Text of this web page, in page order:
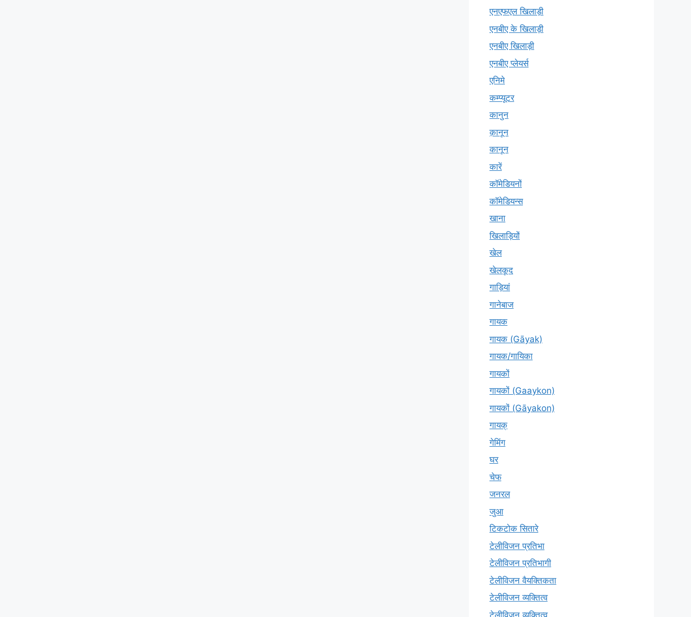
एनएफएल खिलाड़ी
एनबीए के खिलाड़ी
एनबीए खिलाड़ी
एनबीए प्लेयर्स
एनिमे
कम्प्यूटर
कानुन
क़ानून
कानून
कारें
कॉमेडियनों
कॉमेडियन्स
खाना
खिलाड़ियों
खेल
खेलकूद
गाड़ियां
गानेबाज
गायक
गायक (Gāyak)
गायक/गायिका
गायकों
गायकों (Gaaykon)
गायकों (Gāyakon)
गायक्
गेमिंग
घर
चेफ
जनरल
जुआ
टिकटोक सितारे
टेलीविजन प्रतिभा
टेलीविजन प्रतिभागी
टेलीविजन वैयक्तिकता
टेलीविजन व्यक्तित्व
टेलीविज़न व्यक्तित्व